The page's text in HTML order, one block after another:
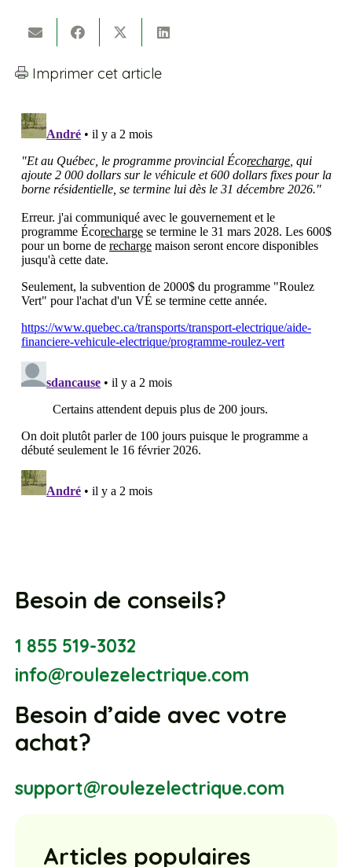
Imprimer cet article
Besoin de conseils?
1 855 519-3032
info@roulezelectrique.com
Besoin d’aide avec votre
achat?
support@roulezelectrique.com
Articles populaires